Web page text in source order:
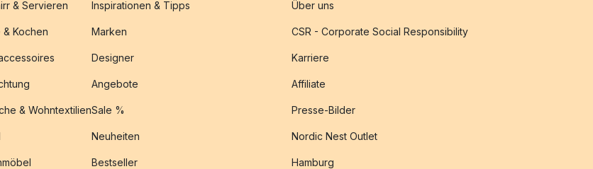
& Servieren
& Kochen
& Wohntextilien
Inspirationen & Tipps
Marken
Designer
Angebote
Sale %
Neuheiten
Bestseller
Über uns
CSR - Corporate Social Responsibility
Karriere
Affiliate
Presse-Bilder
Nordic Nest Outlet
Hamburg